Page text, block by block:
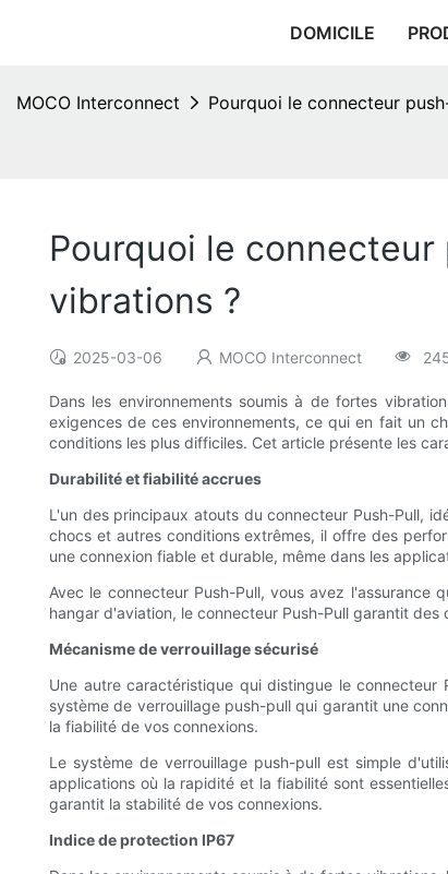
DOMICILE
MOCO Interconnect Pourquoi le connecteur
Pourquoi le
vibrations ?
2025-03-06 MOCO Interconnect
Dans les environnements soumis à de fortes
exigences de ces environnements, ce qui en fait un
conditions les plus difficiles. Cet article présente les
Durabilité et fiabilité accrues
L'un des principaux atouts du connecteur Push-Pull,
chocs et autres conditions extrêmes, il offre des
une connexion fiable et durable, même dans les
Avec le connecteur Push-Pull, vous avez l'assurance
hangar d'aviation, le connecteur Push-Pull garantit
Mécanisme de verrouillage sécurisé
Une autre caractéristique qui distingue le
système de verrouillage push-pull qui garantit une
la fiabilité de vos connexions.
Le système de verrouillage push-pull est simple
applications où la rapidité et la fiabilité sont
garantit la stabilité de vos connexions.
Indice de protection IP67